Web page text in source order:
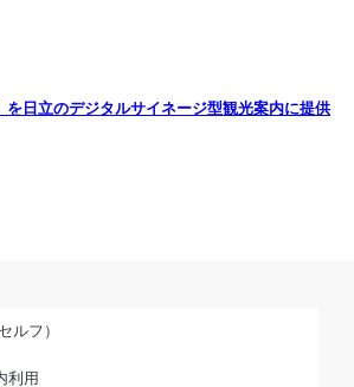
を日立のデジタルサイネージ型観光案内に提供
ルフ）
利用